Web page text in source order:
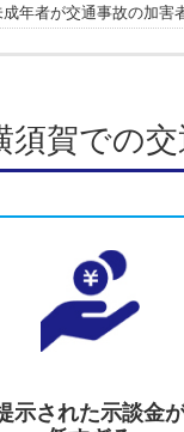
交通事故で相手
2026.07.27
外国人が交通事
2026.07.27
横須賀